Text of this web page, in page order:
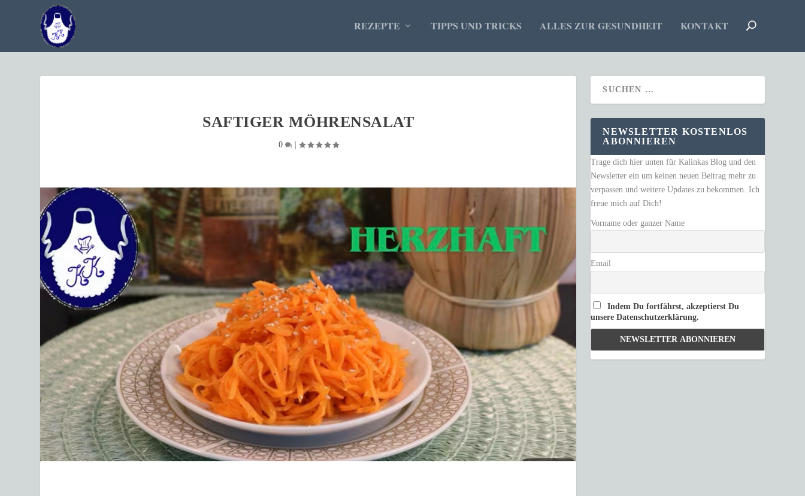
REZEPTE TIPPS UND TRICKS ALLES ZUR GESUNDHEIT KONTAKT
SAFTIGER MÖHRENSALAT
0 |
NEWSLETTER KOSTENLOS
ABONNIEREN
Trage dich hier unten für Kalinkas Blog und den
Newsletter ein um keinen neuen Beitrag mehr zu
verpassen und weitere Updates zu bekommen. Ich
freue mich auf Dich!
Vorname oder ganzer Name
Email
Indem Du fortfährst, akzeptierst Du
unsere Datenschutzerklärung.